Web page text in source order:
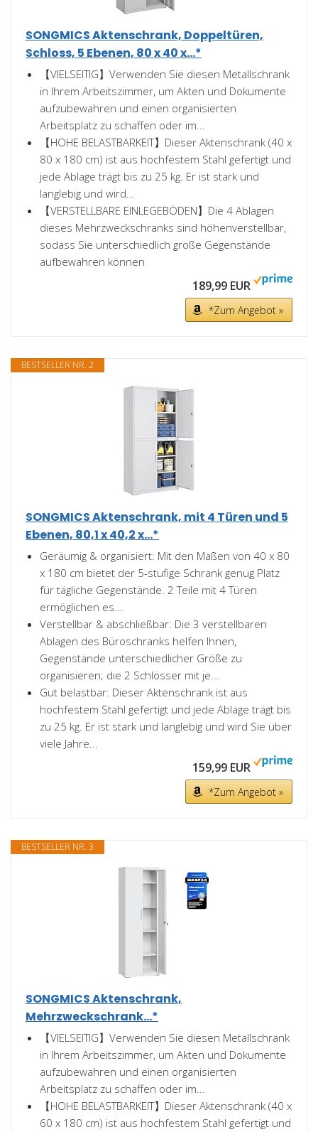
SONGMICS Aktenschrank, Doppeltüren,
Schloss, 5 Ebenen, 80 x 40 x...*
【VIELSEITIG】Verwenden Sie diesen Metallschrank
in Ihrem Arbeitszimmer, um Akten und Dokumente
aufzubewahren und einen organisierten
Arbeitsplatz zu schaffen oder im...
【HOHE BELASTBARKEIT】Dieser Aktenschrank (40 x
80 x 180 cm) ist aus hochfestem Stahl gefertigt und
jede Ablage trägt bis zu 25 kg. Er ist stark und
langlebig und wird...
【VERSTELLBARE EINLEGEBÖDEN】Die 4 Ablagen
dieses Mehrzweckschranks sind höhenverstellbar,
sodass Sie unterschiedlich große Gegenstände
aufbewahren können
189,99 EUR
*Zum Angebot »
BESTSELLER NR. 2
SONGMICS Aktenschrank, mit 4 Türen und 5
Ebenen, 80,1 x 40,2 x...*
Geräumig & organisiert: Mit den Maßen von 40 x 80
x 180 cm bietet der 5-stufige Schrank genug Platz
für tägliche Gegenstände. 2 Teile mit 4 Türen
ermöglichen es...
Verstellbar & abschließbar: Die 3 verstellbaren
Ablagen des Büroschranks helfen Ihnen,
Gegenstände unterschiedlicher Größe zu
organisieren; die 2 Schlösser mit je...
Gut belastbar: Dieser Aktenschrank ist aus
hochfestem Stahl gefertigt und jede Ablage trägt bis
zu 25 kg. Er ist stark und langlebig und wird Sie über
viele Jahre...
159,99 EUR
*Zum Angebot »
BESTSELLER NR. 3
SONGMICS Aktenschrank,
Mehrzweckschrank...*
【VIELSEITIG】Verwenden Sie diesen Metallschrank
in Ihrem Arbeitszimmer, um Akten und Dokumente
aufzubewahren und einen organisierten
Arbeitsplatz zu schaffen oder im...
【HOHE BELASTBARKEIT】Dieser Aktenschrank (40 x
60 x 180 cm) ist aus hochfestem Stahl gefertigt und